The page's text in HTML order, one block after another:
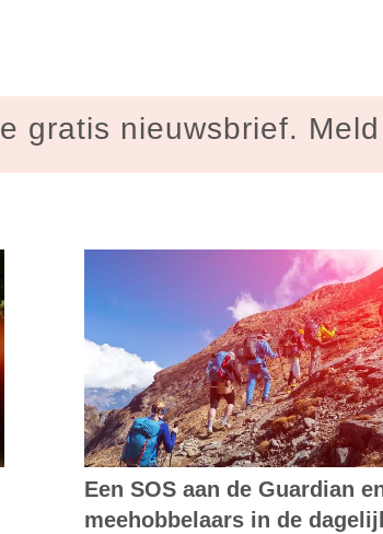
gratis nieuwsbrief.
Een SOS aan de Guardian
meehobbelaars in de